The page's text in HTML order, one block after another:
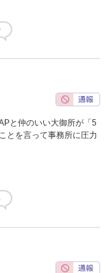
と仲のいい大御所が「5
とを言って事務所に圧力